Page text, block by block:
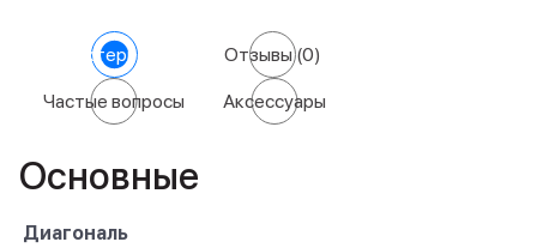
Характеристики Отзывы(0)
Частые вопросы Аксессуары
Основные
Диагональ